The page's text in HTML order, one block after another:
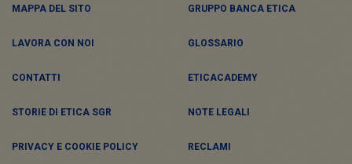
MAPPA DEL SITO GRUPPO BANCA ETICA
LAVORA CON NOI GLOSSARIO
CONTATTI ETICACADEMY
STORIE DI ETICA SGR NOTE LEGALI
PRIVACY E COOKIE POLICY RECLAMI